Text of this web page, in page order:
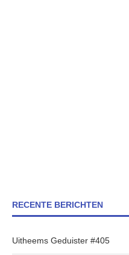
RECENTE BERICHTEN
Uitheems Geduister #405